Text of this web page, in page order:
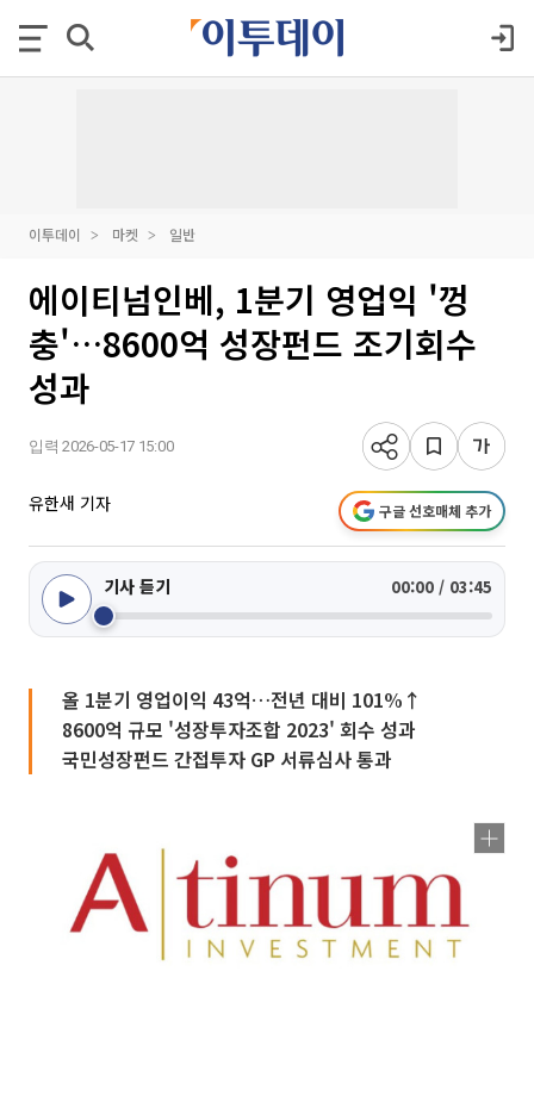
이투데이 마켓 일반
에이티넘인베, 1분기 영업익 '껑
충'…8600억 성장펀드 조기회수
성과
입력 2026-05-17 15:00
유한새 기자 구글 선호매체 추가
기사 듣기 00:00 / 03:45
올 1분기 영업이익 43억…전년 대비 101%↑
8600억 규모 '성장투자조합 2023' 회수 성과
국민성장펀드 간접투자 GP 서류심사 통과